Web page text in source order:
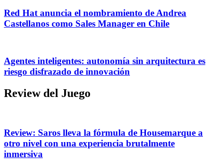
Red Hat anuncia el nombramiento de Andrea
Castellanos como Sales Manager en Chile
Agentes inteligentes: autonomía sin arquitectura es
riesgo disfrazado de innovación
Review del Juego
Review: Saros lleva la fórmula de Housemarque a
otro nivel con una experiencia brutalmente
inmersiva